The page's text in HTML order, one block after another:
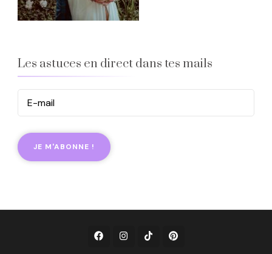
Les astuces en direct dans tes mails